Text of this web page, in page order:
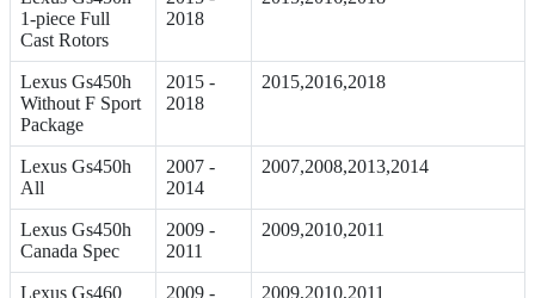
1-piece Full
Cast Rotors
2018
Lexus Gs450h
Without F Sport
Package
2015 -
2018
2015,2016,2018
Lexus Gs450h
All
2007 -
2014
2007,2008,2013,2014
Lexus Gs450h
Canada Spec
2009 -
2011
2009,2010,2011
Lexus Gs460 2009 - 2009,2010,2011